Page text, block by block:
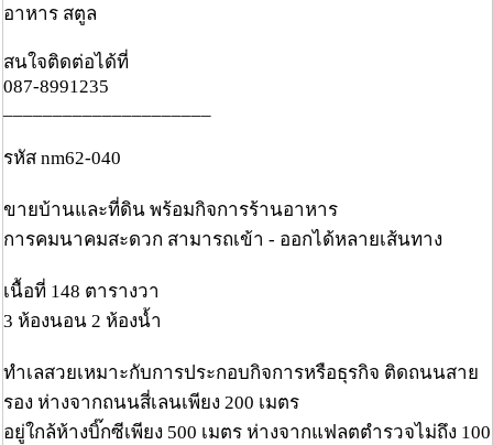
อาหาร สตูล
สนใจติดต่อได้ที่
087-8991235
รหัส nm62-040
ขายบ้านและที่ดิน พร้อมกิจการร้านอาหาร
การคมนาคมสะดวก สามารถเข้า - ออกได้หลายเส้นทาง
เนื้อที่ 148 ตารางวา
3 ห้องนอน 2 ห้องน้ำ
ทำเลสวยเหมาะกับการประกอบกิจการหรือธุรกิจ ติดถนนสาย
รอง ห่างจากถนนสี่เลนเพียง 200 เมตร
อยู่ใกล้ห้างบิ๊กซีเพียง 500 เมตร ห่างจากแฟลตตำรวจไม่ถึง 100